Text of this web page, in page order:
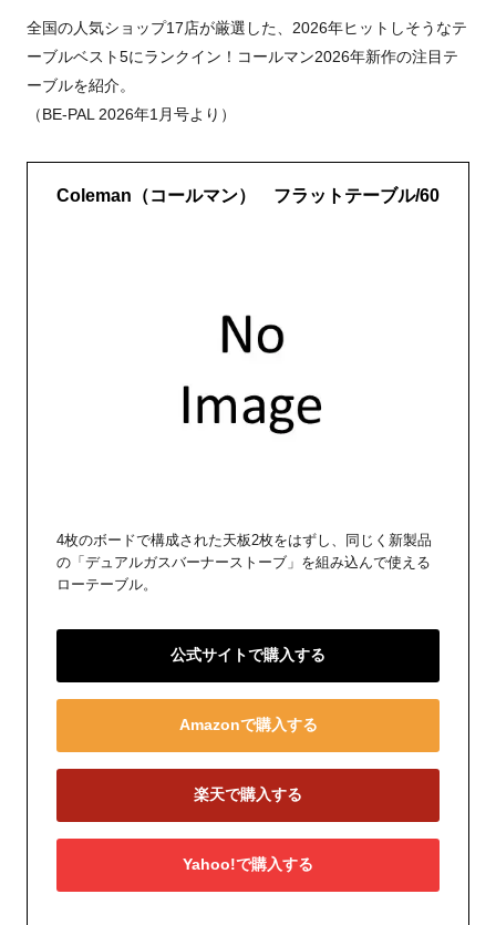
全国の人気ショップ17店が厳選した、2026年ヒットしそうなテ
ーブルベスト5にランクイン！コールマン2026年新作の注目テ
ーブルを紹介。
（BE-PAL 2026年1月号より）
Coleman（コールマン） フラットテーブル/60
4枚のボードで構成された天板2枚をはずし、同じく新製品
の「デュアルガスバーナーストーブ」を組み込んで使える
ローテーブル。
公式サイトで購入する
Amazonで購入する
楽天で購入する
Yahoo!で購入する